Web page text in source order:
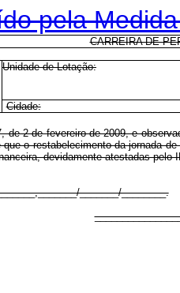
pela
CARREIRA DE
Unidade de Lotação:
Cidade:
de 2 de fevereiro de 2009, e
o restabelecimento da jornada
devidamente atestadas pelo
_______/________.